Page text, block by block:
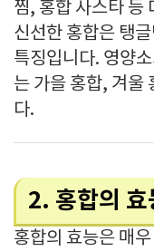
찜, 홍합 사스타 등
신선한 홍합은 탱
특징입니다. 영양
는 가을 홍합, 겨울
다.
2. 홍합의 효
홍합의 효능은 매